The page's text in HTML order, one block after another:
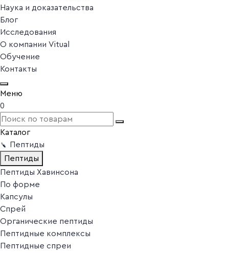
Наука и доказательства
Блог
Исследования
О компании Vitual
Обучение
Контакты
Меню
0
Каталог
Пептиды
Пептиды
Пептиды Хавинсона
По форме
Капсулы
Спрей
Органические пептиды
Пептидные комплексы
Пептидные спреи